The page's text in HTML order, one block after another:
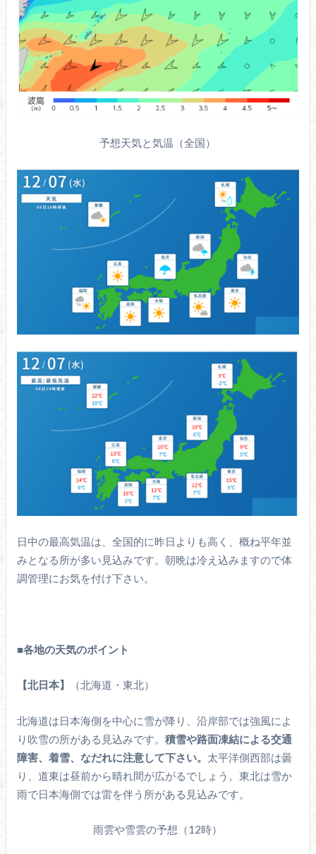
予想天気と気温（全国）
日中の最高気温は、全国的に昨日よりも高く、概ね平年並
みとなる所が多い見込みです。朝晩は冷え込みますので体
調管理にお気を付け下さい。
■各地の天気のポイント
【北日本】 （北海道・東北）
北海道は日本海側を中心に雪が降り、沿岸部では強風によ
り吹雪の所がある見込みです。 積雪や路面凍結による交通
障害、着雪、なだれに注意して下さい。 太平洋側西部は曇
り、道東は昼前から晴れ間が広がるでしょう。東北は雪か
雨で日本海側では雷を伴う所がある見込みです。
雨雲や雪雲の予想（12時）